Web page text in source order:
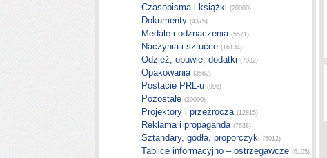
Czasopisma i książki (20000)
Dokumenty (4375)
Medale i odznaczenia (5571)
Naczynia i sztućce (16134)
Odzież, obuwie, dodatki (7032)
Opakowania (3562)
Postacie PRL-u (996)
Pozostałe (20000)
Projektory i przeźrocza (12815)
Reklama i propaganda (7638)
Sztandary, godła, proporczyki (5012)
Tablice informacyjno – ostrzegawcze (6105)